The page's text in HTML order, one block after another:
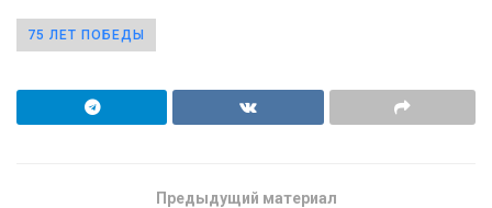
75 ЛЕТ ПОБЕДЫ
Предыдущий материал